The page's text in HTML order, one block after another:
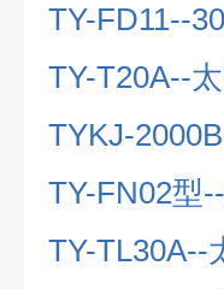
TY-FD11--
TY-T20A--
TYKJ-
TY-FN02型--
TY-TL30A--